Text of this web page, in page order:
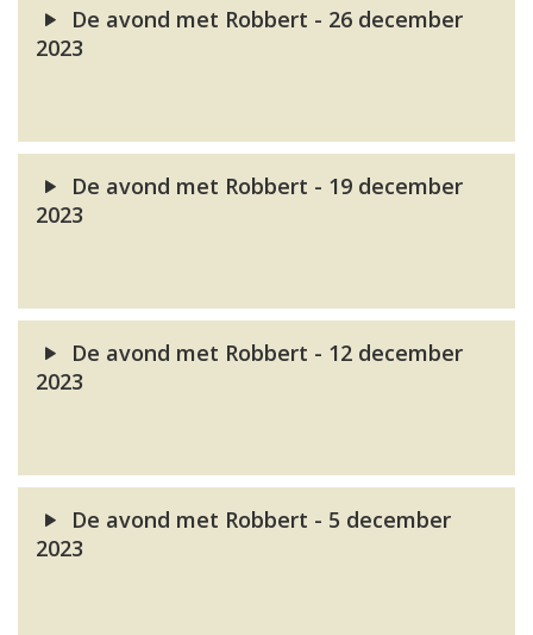
De avond met Robbert - 26 december
2023
De avond met Robbert - 19 december
2023
De avond met Robbert - 12 december
2023
De avond met Robbert - 5 december
2023